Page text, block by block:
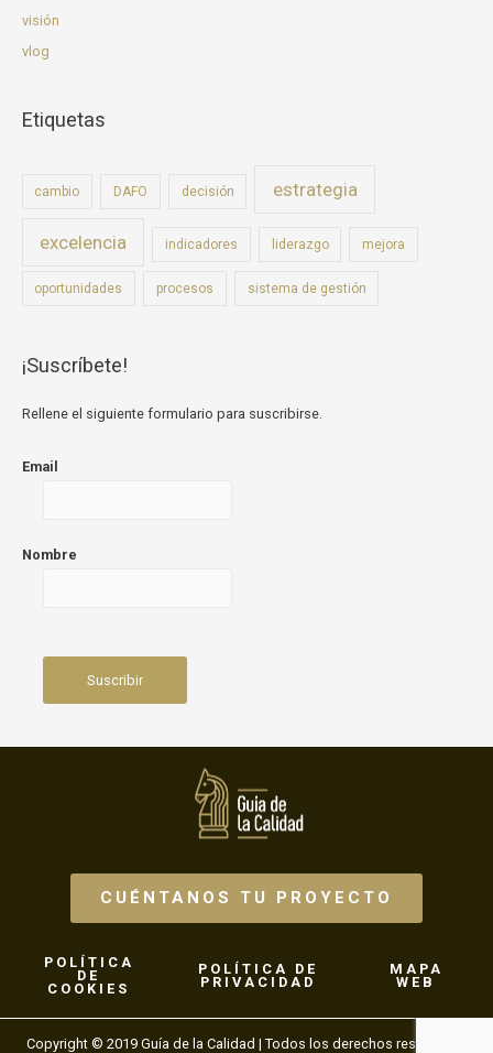
visión
vlog
Etiquetas
cambio DAFO decisión estrategia
excelencia indicadores liderazgo mejora
oportunidades procesos sistema de gestión
¡Suscríbete!
Rellene el siguiente formulario para suscribirse.
Email
Nombre
CUÉNTANOS TU PROYECTO
POLÍTICA
DE
COOKIES
POLÍTICA DE
PRIVACIDAD
MAPA
WEB
Copyright © 2019 Guía de la Calidad | Todos los derechos reservados